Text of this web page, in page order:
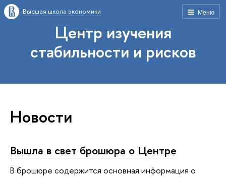
Меню
Высшая школа экономики
Центр изучения
стабильности и рисков
Новости
Вышла в свет брошюра о Центре
В брошюре содержится основная информация о